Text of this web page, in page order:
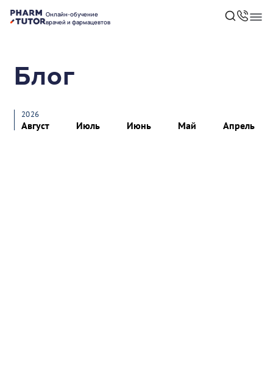
Онлайн-обучение
врачей и фармацевтов
Блог
2026
Август Июль Июнь Май Апрель